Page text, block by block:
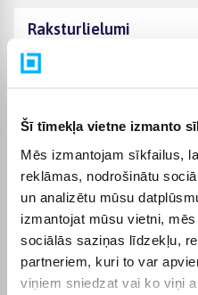
Šī tīmekļa vietne izmanto
Mēs izmantojam sīkfailus,
reklāmas, nodrošinātu
un analizētu mūsu
izmantojat mūsu vietni,
sociālās saziņas līdzekļu,
partneriem, kuri to var
viņiem sniedzat vai ko viņi
Raksturlielumi
Ražotājs
Komplektēšanas valsts
Operētājsistēma
Cietā diska ietilpība
Operatīvā atmiņa, (RAM)